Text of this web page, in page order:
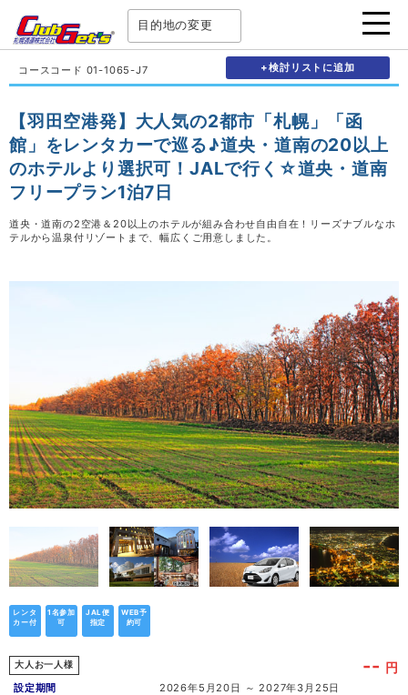
目的地の変更
コースコード 01-1065-J7 +検討リストに追加
【羽田空港発】大人気の2都市「札幌」「函
館」をレンタカーで巡る♪道央・道南の20以上
のホテルより選択可！JALで行く☆道央・道南
フリープラン1泊7日
道央・道南の2空港＆20以上のホテルが組み合わせ自由自在！リーズナブルなホ
テルから温泉付リゾートまで、幅広くご用意しました。
レンタ
カー付
1名参加
可
JAL便
指定
WEB予
約可
大人お一人様 -- 円
設定期間
2026年5月20日 ～ 2027年3月25日